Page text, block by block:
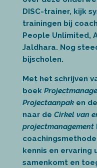
DISC-trainer, kijk
trainingen bij
People Unlimited,
Jaldhara. Nog
bijscholen.
Met het schrijven
boek
Projectaanpaken
naar de Cirkel van
projectmanagement
kennis en ervaring
samenkomt en